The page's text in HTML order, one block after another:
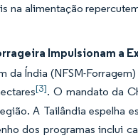
na alimentação
Impulsionam a
da Índia (NFSM-
[3]. O mandato da
A Tailândia espelha
dos programas inclui